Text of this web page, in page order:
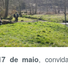
maio, convidamos
Rios para a
mais estratégica do
a época ideal para o